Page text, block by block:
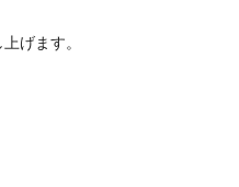
げます。